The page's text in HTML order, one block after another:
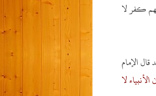
كفر لا
88> فقد قال الإمام
لا